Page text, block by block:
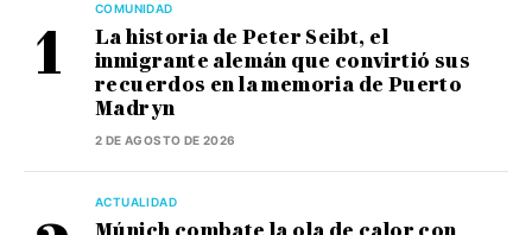
COMUNIDAD
La historia de Peter Seibt, el
inmigrante alemán que convirtió sus
recuerdos en la memoria de Puerto
Madryn
2 DE AGOSTO DE 2026
ACTUALIDAD